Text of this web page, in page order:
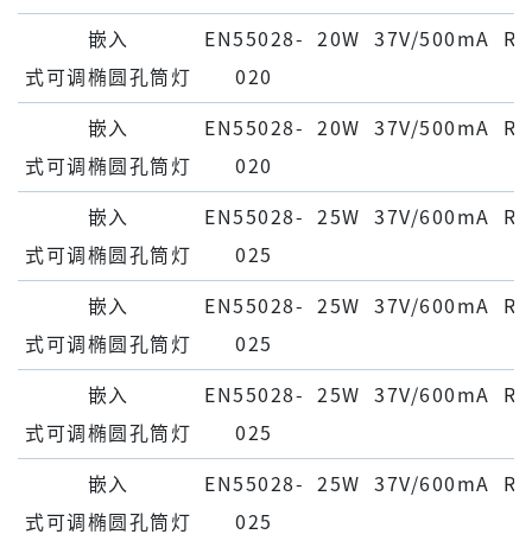
嵌⼊
式可调椭圆孔筒灯
EN55028-
020
20W 37V/500mA
嵌⼊
式可调椭圆孔筒灯
EN55028-
020
20W 37V/500mA
嵌⼊
式可调椭圆孔筒灯
EN55028-
025
25W 37V/600mA
嵌⼊
式可调椭圆孔筒灯
EN55028-
025
25W 37V/600mA
嵌⼊
式可调椭圆孔筒灯
EN55028-
025
25W 37V/600mA
嵌⼊
式可调椭圆孔筒灯
EN55028-
025
25W 37V/600mA